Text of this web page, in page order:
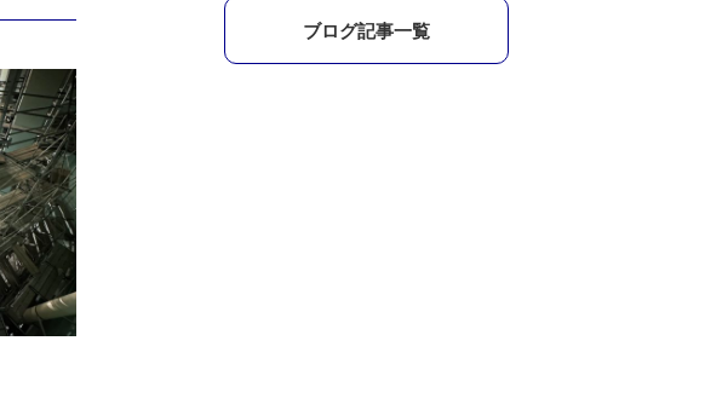
ブログ記事一覧